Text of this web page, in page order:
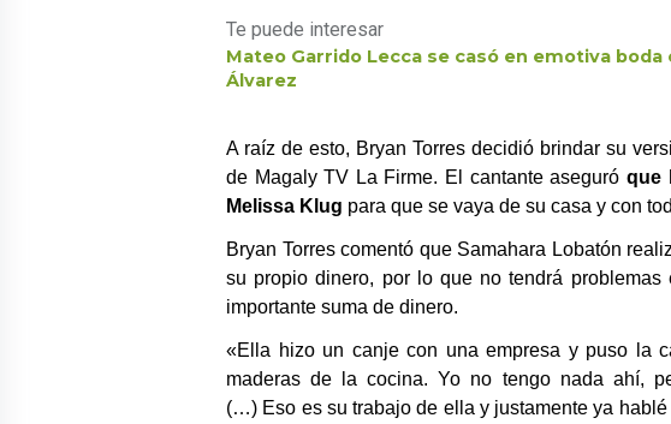
Te puede interesar
Mateo Garrido Lecca se casó en emotiva boda
Álvarez
A raíz de esto, Bryan Torres decidió brindar su
de Magaly TV La Firme. El cantante aseguró que
Melissa Klug para que se vaya de su casa y con
Bryan Torres comentó que Samahara Lobatón
su propio dinero, por lo que no tendrá
importante suma de dinero.
«Ella hizo un canje con una empresa y puso la
maderas de la cocina. Yo no tengo nada ahí,
(…) Eso es su trabajo de ella y justamente ya